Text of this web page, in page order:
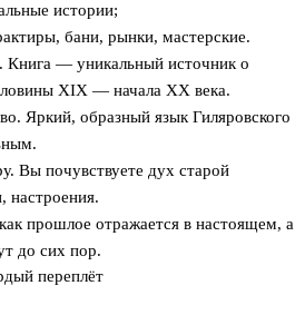
истории;
бани, рынки, мастерские.
Книга — уникальный источник о
XIX — начала XX века.
Яркий, образный язык Гиляровского
Вы почувствуете дух старой
настроения.
прошлое отражается в настоящем, а
до сих пор.
переплёт